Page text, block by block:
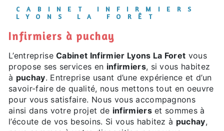
CABINET INFIRMIERS
LYONS LA FORÊT
infirmiers à puchay
L’entrepriseCabinet Infirmier Lyons La Foret vous
propose ses services en infirmiers, si vous habitez
à puchay. Entreprise usant d’une expérience et d’un
savoir-faire de qualité, nous mettons tout en oeuvre
pour vous satisfaire. Nous vous accompagnons
ainsi dans votre projet de infirmierset sommes à
l’écoute de vos besoins. Si vous habitez à puchay,